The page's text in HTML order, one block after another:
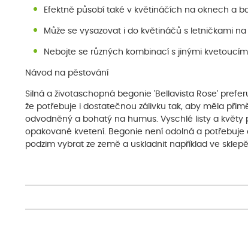
Efektně působí také v květináčích na oknech a
Může se vysazovat i do květináčů s letničkami na
Nebojte se různých kombinací s jinými
Návod na pěstování
Silná a životaschopná begonie 'Bellavista Rose'
že potřebuje i dostatečnou zálivku tak, aby měla
odvodněný a bohatý na humus. Vyschlé listy a
opakované kvetení. Begonie není odolná a
podzim vybrat ze země a uskladnit například ve